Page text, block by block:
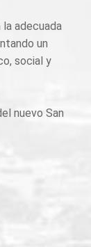
adecuada
un
social y
nuevo San